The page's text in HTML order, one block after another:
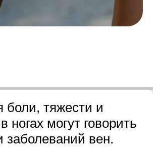
тяжести и
ногах могут говорить
заболеваний вен.